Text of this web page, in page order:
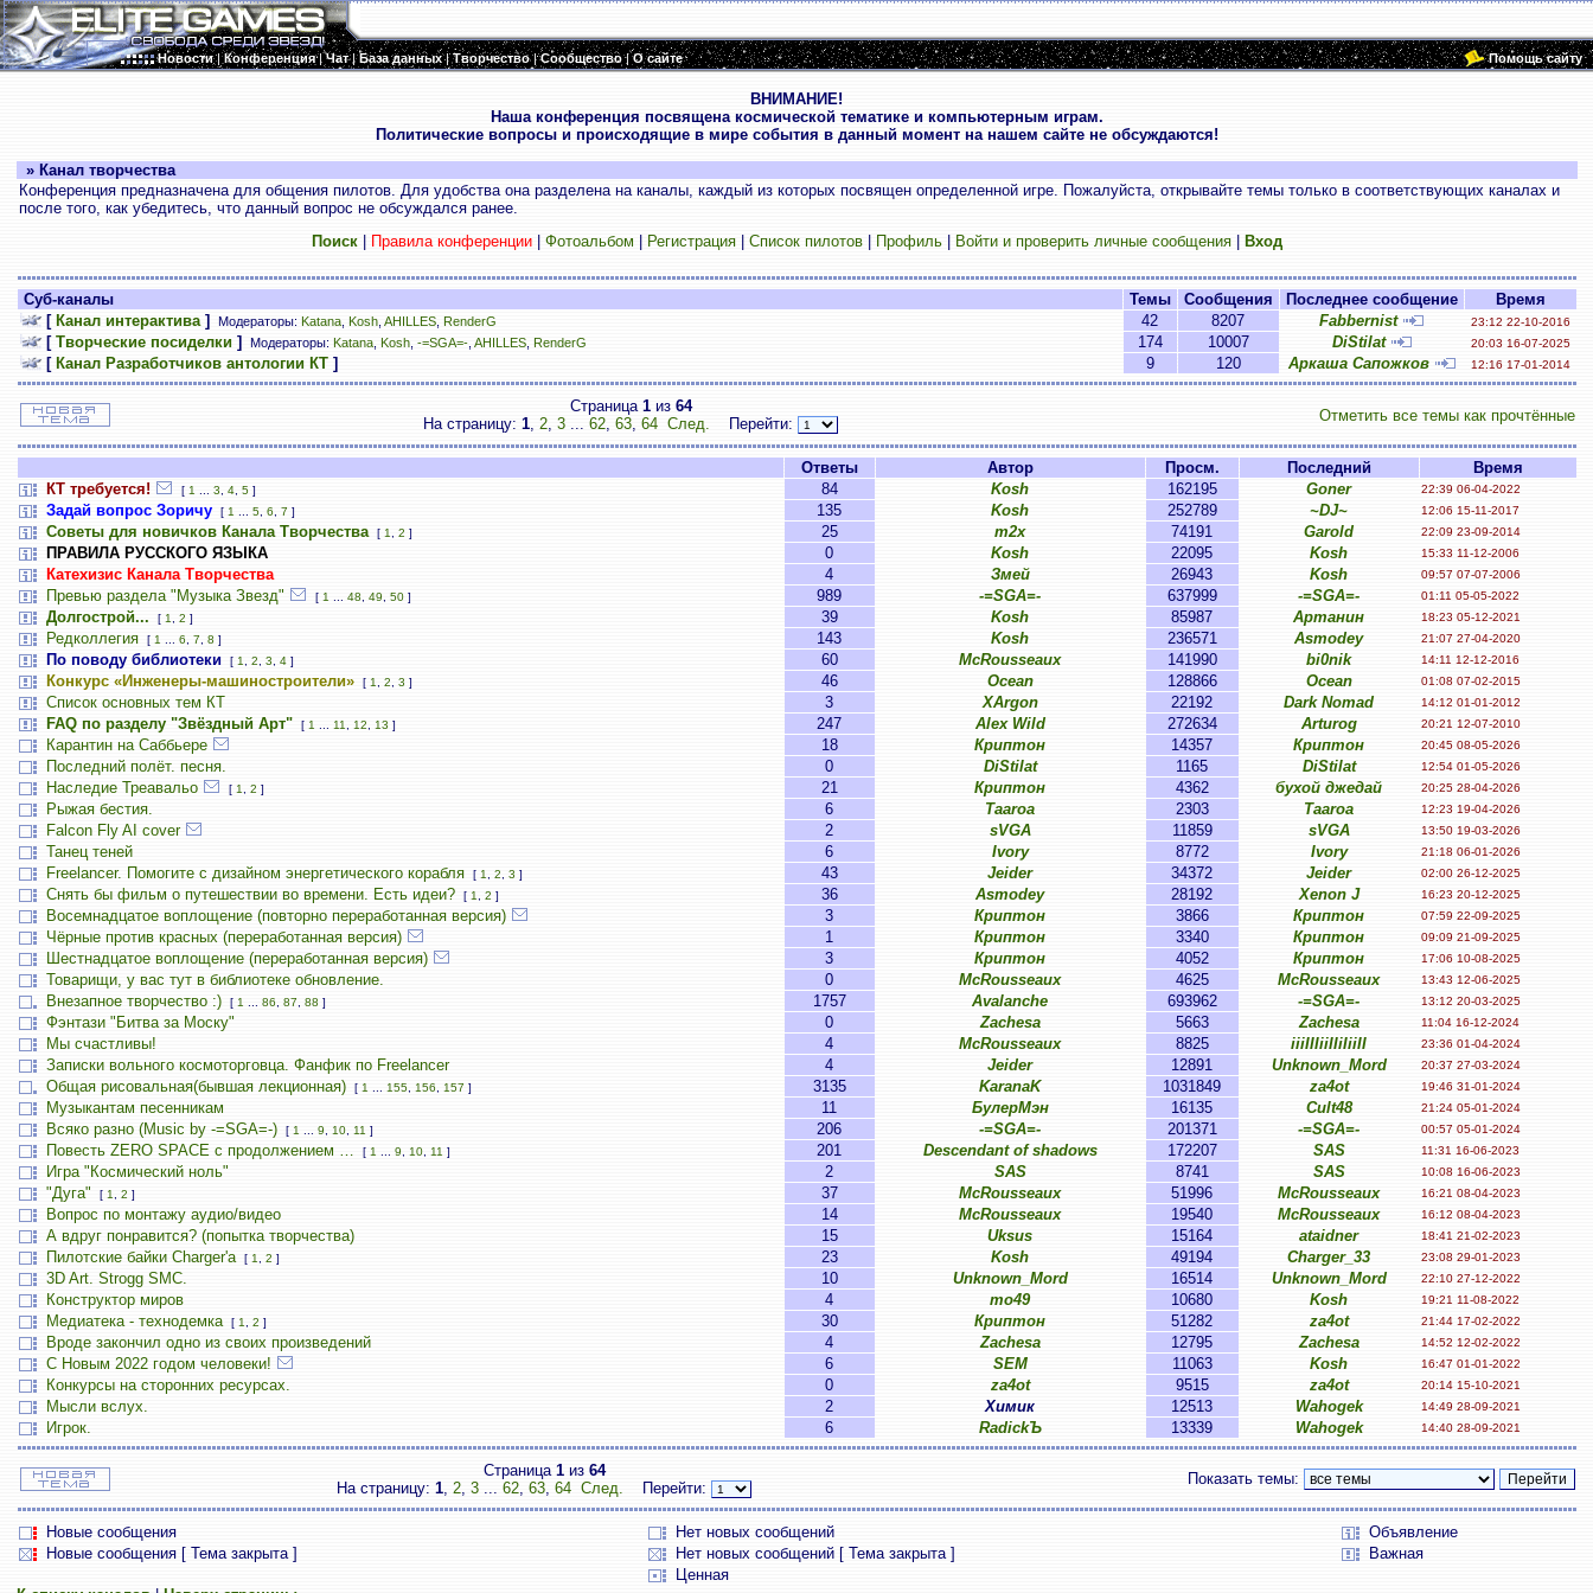
Новости|Конференция|Чат|База данных|Творчество|Сообщество|О сайте Помощь сайту
ВНИМАНИЕ!
Наша конференция посвящена космической тематике и компьютерным играм.
Политические вопросы и происходящие в мире события в данный момент на нашем сайте не обсуждаются!
» Канал творчества
Конференция предназначена для общения пилотов. Для удобства она разделена на каналы, каждый из которых посвящен определенной игре. Пожалуйста, открывайте темы только в соответствующих каналах и
после того, как убедитесь, что данный вопрос не обсуждался ранее.
Поиск| Правила конференции| Фотоальбом Регистрация| Список пилотов| Профиль| Войти и проверить личные сообщения| Вход
Суб-каналы Темы Сообщения Последнее сообщение
Время
[ Канал интерактива] Модераторы: Katana, Kosh, AHILLES, RenderG 42 8207 Fabbernist 23:12 22-10-2016
[ Творческие посиделки] Модераторы: Katana, Kosh, -=SGA=-, AHILLES, RenderG 174 10007 DiStilat 20:03 16-07-2025
[ Канал Разработчиков антологии КТ] 9 120 Аркаша Сапожков 12:16 17-01-2014
Страница 1из 64
На страницу: 1, 2, 3 ... 62, 63, 64 След. Перейти: Отметить все темы как прочтённые
Ответы Автор Просм. Последний
Время
КТ требуется!
[ 1 3 4, 5] 84 Kosh 162195 Goner 22:39 06-04-2022
Задай вопрос Зоричу [ 1 5, 6 7 ] 135 Kosh 252789 ~DJ~ 12:06 15-11-2017
Советы для новичков Канала Творчества [ 1 2 ] 25 m2x 74191 Garold 22:09 23-09-2014
ПРАВИЛА РУССКОГО ЯЗЫКА 0 Kosh 22095 Kosh 15:33 11-12-2006
Катехизис Канала Творчества 4 Змей 26943 Kosh 09:57 07-07-2006
Превью раздела "Музыка Звезд" [ 1 48 49, 50] 989 -=SGA=- 637999 -=SGA=- 01:11 05-05-2022
Долгострой... [ 1 2 ] 39 Kosh 85987 Артанин 18:23 05-12-2021
Редколлегия [ 1 6 7 8 ] 143 Kosh 236571 Asmodey 21:07 27-04-2020
По поводу библиотеки [ 1 2 3 4] 60 McRousseaux 141990 bi0nik 14:11 12-12-2016
Конкурс «Инженеры-машиностроители» [ 1 2 3 ] 46 Ocean 128866 Ocean 01:08 07-02-2015
Список основных тем КТ 3 XArgon 22192 Dark Nomad 14:12 01-01-2012
FAQ по разделу "Звёздный Арт" [ 1 11 12 13 ] 247 Alex Wild 272634 Arturog 20:21 12-07-2010
Карантин на Саббьере 18 Криптон 14357 Криптон 20:45 08-05-2026
Последний полёт. песня. 0 DiStilat 1165 DiStilat 12:54 01-05-2026
Наследие Треавальо [ 1 2 ] 21 Криптон 4362 бухой джедай 20:25 28-04-2026
Рыжая бестия. 6 Taaroa 2303 Taaroa 12:23 19-04-2026
Falcon Fly AI cover 2 sVGA 11859 sVGA 13:50 19-03-2026
Танец теней 6 Ivory 8772 Ivory 21:18 06-01-2026
Freelancer. Помогите с дизайном энергетического корабля [ 1 2 3 ] 43 Jeider 34372 Jeider 02:00 26-12-2025
Снять бы фильм о путешествии во времени. Есть идеи? [ 1 2 ] 36 Asmodey 28192 Xenon J 16:23 20-12-2025
Восемнадцатое воплощение (повторно переработанная версия) 3 Криптон 3866 Криптон 07:59 22-09-2025
Чёрные против красных (переработанная версия) 1 Криптон 3340 Криптон 09:09 21-09-2025
Шестнадцатое воплощение (переработанная версия) 3 Криптон 4052 Криптон 17:06 10-08-2025
Товарищи, у вас тут в библиотеке обновление. 0 McRousseaux 4625 McRousseaux 13:43 12-06-2025
Внезапное творчество :) [ 1 86 87 88 ] 1757 Avalanche 693962 -=SGA=- 13:12 20-03-2025
Фэнтази "Битва за Моску" 0 Zachesa 5663 Zachesa 11:04 16-12-2024
Мы счастливы! 4 McRousseaux 8825 iiiIIIiiIIiIiiII 23:36 01-04-2024
Записки вольного космоторговца. Фанфик по Freelancer 4 Jeider 12891 Unknown_Mord 20:37 27-03-2024
Общая рисовальная(бывшая лекционная) [ 1 155, 156 157 ] 3135 KaranaK 1031849 za4ot 19:46 31-01-2024
Музыкантам песенникам 11 БулерМэн 16135 Cult48 21:24 05-01-2024
Всяко разно (Music by -=SGA=-) [ 1 9, 10, 11 ] 206 -=SGA=- 201371 -=SGA=- 00:57 05-01-2024
Повесть ZERO SPACE с продолжением … [ 1 9, 10, 11 ] 201 Descendant of shadows 172207 SAS 11:31 16-06-2023
Игра "Космический ноль" 2 SAS 8741 SAS 10:08 16-06-2023
"Дуга" [ 1 2 ] 37 McRousseaux 51996 McRousseaux 16:21 08-04-2023
Вопрос по монтажу аудио/видео 14 McRousseaux 19540 McRousseaux 16:12 08-04-2023
А вдруг понравится? (попытка творчества) 15 Uksus 15164 ataidner 18:41 21-02-2023
Пилотские байки Charger'а [ 1 2 ] 23 Kosh 49194 Charger_33 23:08 29-01-2023
3D Art. Strogg SMC. 10 Unknown_Mord 16514 Unknown_Mord 22:10 27-12-2022
Конструктор миров 4 mo49 10680 Kosh 19:21 11-08-2022
Медиатека - технодемка [ 1 2 ] 30 Криптон 51282 za4ot 21:44 17-02-2022
Вроде закончил одно из своих произведений 4 Zachesa 12795 Zachesa 14:52 12-02-2022
С Новым 2022 годом человеки! 6 SEM 11063 Kosh 16:47 01-01-2022
Конкурсы на сторонних ресурсах. 0 za4ot 9515 za4ot 20:14 15-10-2021
Мысли вслух. 2 Химик 12513 Wahogek 14:49 28-09-2021
Игрок. 6 RadickЪ 13339 Wahogek 14:40 28-09-2021
Страница 1из 64
На страницу: 1, 2, 3 ... 62, 63, 64 След. Перейти:
Показать темы:
Новые сообщения Нет новых сообщений
Объявление
Новые сообщения [ Тема закрыта ]
Нет новых сообщений [ Тема закрыта ]
Важная
Ценная